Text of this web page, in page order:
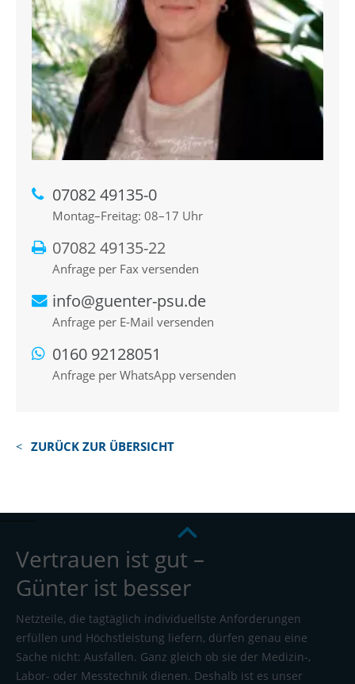
07082 49135-0
Montag–Freitag: 08–17 Uhr
07082 49135-22
Anfrage per Fax versenden
info@guenter-psu.de
Anfrage per E-Mail versenden
0160 92128051
Anfrage per WhatsApp versenden
ZURÜCK ZUR ÜBERSICHT
Vertrauen ist gut –
Günter ist besser
Netzteile, die tagtäglich individuellste Anforderungen
erfüllen und Höchstleistung liefern, dürfen genau eine
Sache nicht: Ausfallen. Ganz gleich ob sie der Medizin-,
Labor- oder Messtechnik dienen. Deshalb ist es unser